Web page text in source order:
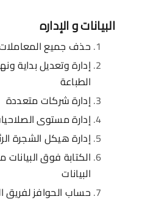
البيانات و الإداره
حذف جميع
إدارة وتعديل بداية
الطباعة
إدارة شركات متعددة
إدارة مستوى
إدارة هيكل الشجرة
الكتابة فوق البيانات
البيانات
حساب الحوافز لفريق